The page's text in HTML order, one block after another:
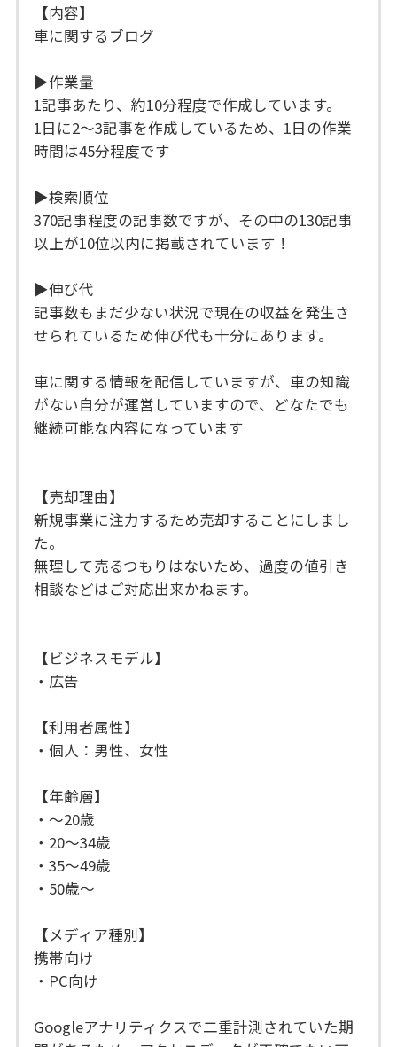
【内容】
車に関するブログ
▶︎作業量
1記事あたり、約10分程度で作成しています。
1日に2〜3記事を作成しているため、1日の作業
時間は45分程度です
▶︎検索順位
370記事程度の記事数ですが、その中の130記事
以上が10位以内に掲載されています！
▶︎伸び代
記事数もまだ少ない状況で現在の収益を発生さ
せられているため伸び代も十分にあります。
車に関する情報を配信していますが、車の知識
がない自分が運営していますので、どなたでも
継続可能な内容になっています
【売却理由】
新規事業に注力するため売却することにしまし
た。
無理して売るつもりはないため、過度の値引き
相談などはご対応出来かねます。
【ビジネスモデル】
・広告
【利用者属性】
・個人：男性、女性
【年齢層】
・〜20歳
・20〜34歳
・35〜49歳
・50歳〜
【メディア種別】
携帯向け
・PC向け
Googleアナリティクスで二重計測されていた期